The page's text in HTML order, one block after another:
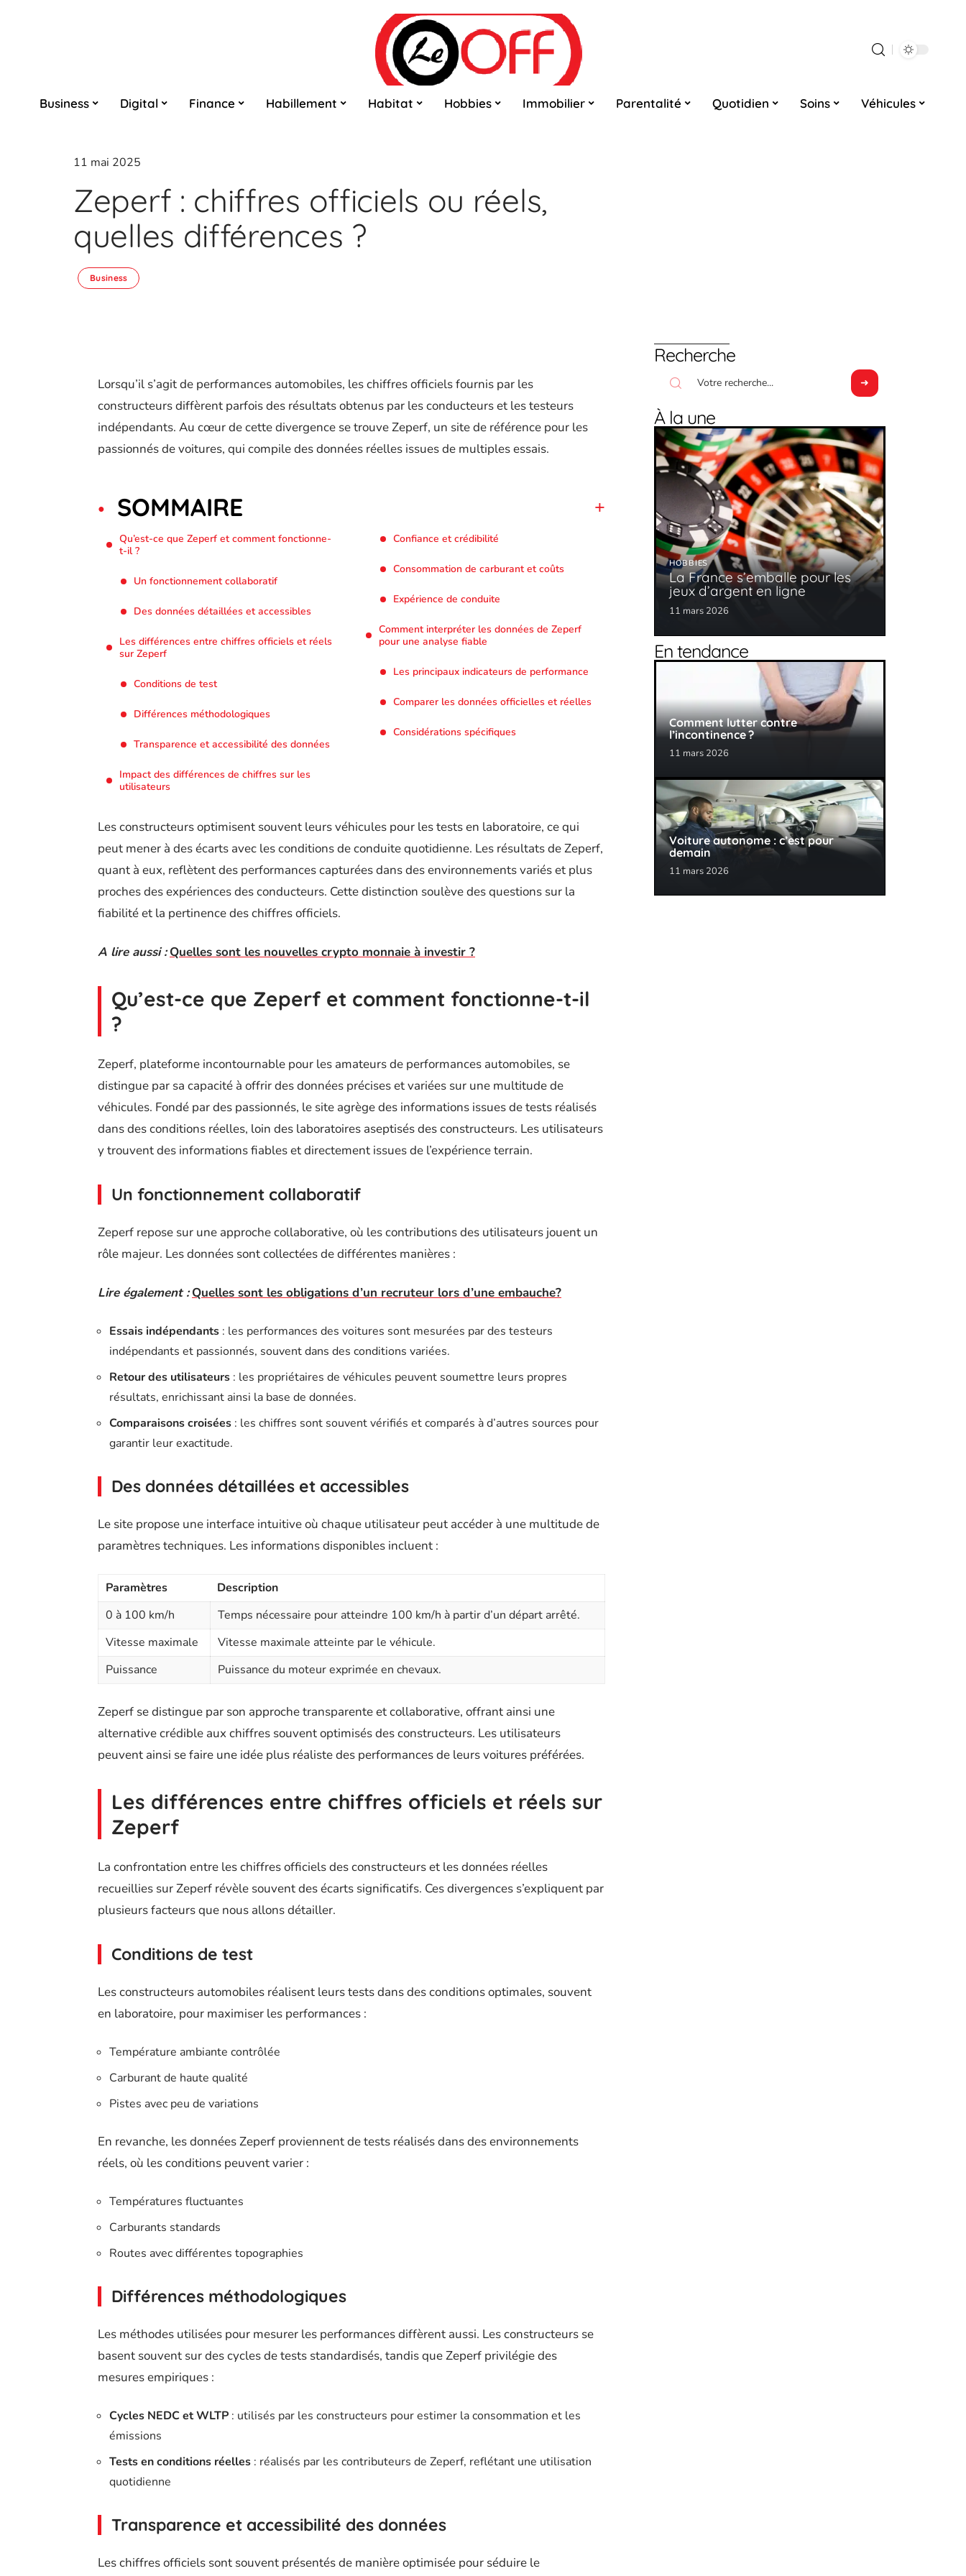
Business Digital Finance Habillement Habitat Hobbies Immobilier Parentalité Quotidien Soins Véhicules
11 mai 2025
Zeperf : chiffres officiels ou réels,
quelles différences ?
Business
Lorsqu’il s’agit de performances automobiles, les chiffres officiels fournis par les
constructeurs diffèrent parfois des résultats obtenus par les conducteurs et les testeurs
indépendants. Au cœur de cette divergence se trouve Zeperf, un site de référence pour les
passionnés de voitures, qui compile des données réelles issues de multiples essais.
SOMMAIRE
Qu’est-ce que Zeperf et comment fonctionne-
t-il ?
Un fonctionnement collaboratif
Des données détaillées et accessibles
Les différences entre chiffres officiels et réels
sur Zeperf
Conditions de test
Différences méthodologiques
Transparence et accessibilité des données
Impact des différences de chiffres sur les
utilisateurs
Confiance et crédibilité
Consommation de carburant et coûts
Expérience de conduite
Comment interpréter les données de Zeperf
pour une analyse fiable
Les principaux indicateurs de performance
Comparer les données officielles et réelles
Considérations spécifiques
Les constructeurs optimisent souvent leurs véhicules pour les tests en laboratoire, ce qui
peut mener à des écarts avec les conditions de conduite quotidienne. Les résultats de Zeperf,
quant à eux, reflètent des performances capturées dans des environnements variés et plus
proches des expériences des conducteurs. Cette distinction soulève des questions sur la
fiabilité et la pertinence des chiffres officiels.
A lire aussi : Quelles sont les nouvelles crypto monnaie à investir ?
Qu’est-ce que Zeperf et comment fonctionne-t-il
?
Zeperf, plateforme incontournable pour les amateurs de performances automobiles, se
distingue par sa capacité à offrir des données précises et variées sur une multitude de
véhicules. Fondé par des passionnés, le site agrège des informations issues de tests réalisés
dans des conditions réelles, loin des laboratoires aseptisés des constructeurs. Les utilisateurs
y trouvent des informations fiables et directement issues de l’expérience terrain.
Un fonctionnement collaboratif
Zeperf repose sur une approche collaborative, où les contributions des utilisateurs jouent un
rôle majeur. Les données sont collectées de différentes manières :
Lire également : Quelles sont les obligations d’un recruteur lors d’une embauche?
Essais indépendants : les performances des voitures sont mesurées par des testeurs
indépendants et passionnés, souvent dans des conditions variées.
Retour des utilisateurs : les propriétaires de véhicules peuvent soumettre leurs propres
résultats, enrichissant ainsi la base de données.
Comparaisons croisées : les chiffres sont souvent vérifiés et comparés à d’autres sources pour
garantir leur exactitude.
Des données détaillées et accessibles
Le site propose une interface intuitive où chaque utilisateur peut accéder à une multitude de
paramètres techniques. Les informations disponibles incluent :
Paramètres
Description
0 à 100 km/h
Temps nécessaire pour atteindre 100 km/h à partir d’un départ arrêté.
Vitesse maximale
Vitesse maximale atteinte par le véhicule.
Puissance
Puissance du moteur exprimée en chevaux.
Zeperf se distingue par son approche transparente et collaborative, offrant ainsi une
alternative crédible aux chiffres souvent optimisés des constructeurs. Les utilisateurs
peuvent ainsi se faire une idée plus réaliste des performances de leurs voitures préférées.
Les différences entre chiffres officiels et réels sur
Zeperf
La confrontation entre les chiffres officiels des constructeurs et les données réelles
recueillies sur Zeperf révèle souvent des écarts significatifs. Ces divergences s’expliquent par
plusieurs facteurs que nous allons détailler.
Conditions de test
Les constructeurs automobiles réalisent leurs tests dans des conditions optimales, souvent
en laboratoire, pour maximiser les performances :
Température ambiante contrôlée
Carburant de haute qualité
Pistes avec peu de variations
En revanche, les données Zeperf proviennent de tests réalisés dans des environnements
réels, où les conditions peuvent varier :
Températures fluctuantes
Carburants standards
Routes avec différentes topographies
Différences méthodologiques
Les méthodes utilisées pour mesurer les performances diffèrent aussi. Les constructeurs se
basent souvent sur des cycles de tests standardisés, tandis que Zeperf privilégie des
mesures empiriques :
Cycles NEDC et WLTP : utilisés par les constructeurs pour estimer la consommation et les
émissions
Tests en conditions réelles : réalisés par les contributeurs de Zeperf, reflétant une utilisation
quotidienne
Transparence et accessibilité des données
Les chiffres officiels sont souvent présentés de manière optimisée pour séduire le
Recherche
À la une
HOBBIES
La France s’emballe pour les
jeux d’argent en ligne
11 mars 2026
En tendance
Comment lutter contre
l’incontinence ?
11 mars 2026
Voiture autonome : c’est pour
demain
11 mars 2026